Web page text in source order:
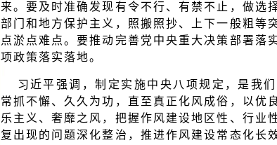
来。要及时准确发现有令不行、有禁不止，做选
部门和地方保护主义，照搬照抄、上下一般粗等
点淤点难点。要推动完善党中央重大决策部署落
项政策落实落地。
习近平强调，制定实施中央八项规定，是我
常抓不懈、久久为功，直至真正化风成俗，以优
乐主义、奢靡之风，把握作风建设地区性、行业
复出现的问题深化整治，推进作风建设常态化长